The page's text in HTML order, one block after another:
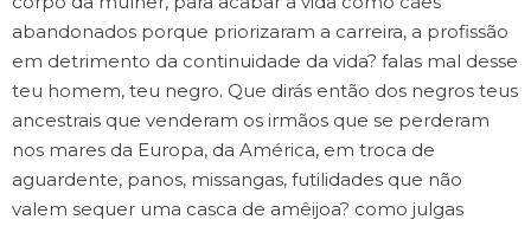
abandonados porque priorizaram a carreira, a profissão
em detrimento da continuidade da vida? falas mal desse
teu homem, teu negro. Que dirás então dos negros teus
ancestrais que venderam os irmãos que se perderam
nos mares da Europa, da América, em troca de
aguardente, panos, missangas, futilidades que não
valem sequer uma casca de amêijoa? como julgas